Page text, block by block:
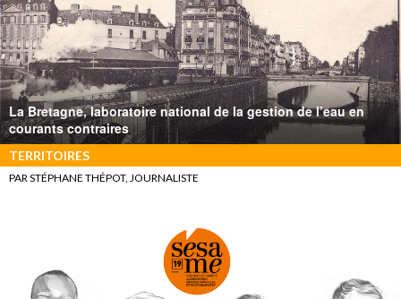
La Bretagne, laboratoire national de la gestion de l’eau en
courants contraires
TERRITOIRES
PAR STÉPHANE THÉPOT, JOURNALISTE